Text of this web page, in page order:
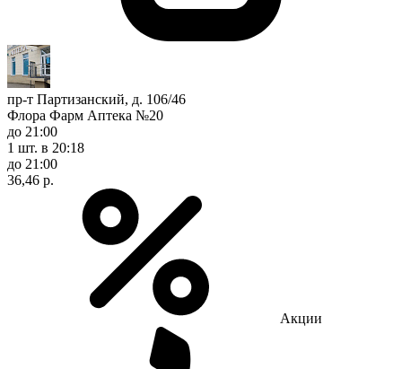
пр-т Партизанский, д. 106/46
Флора Фарм Аптека №20
до 21:00
1 шт. в 20:18
до 21:00
36,46 р.
Акции